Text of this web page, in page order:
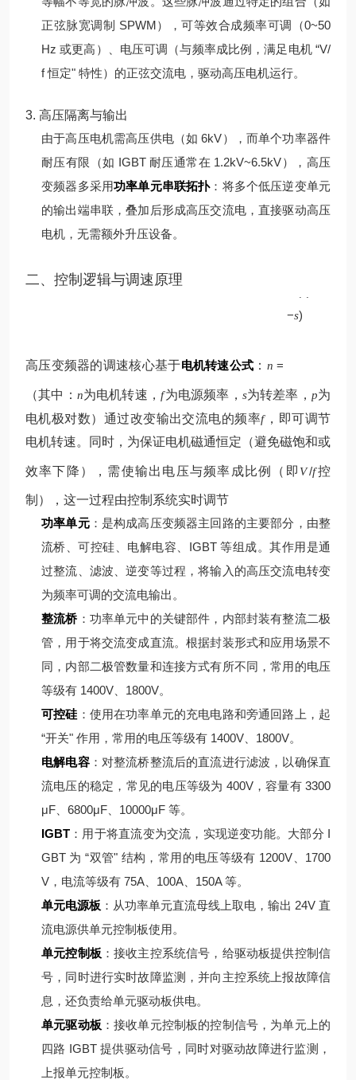
正弦脉宽调制 SPWM），可等效合成频率可调（0~50
Hz 或更高）、电压可调（与频率成比例，满足电机 “V/
f 恒定" 特性）的正弦交流电，驱动高压电机运行。
3. 高压隔离与输出
由于高压电机需高压供电（如 6kV），而单个功率器件
耐压有限（如 IGBT 耐压通常在 1.2kV~6.5kV），高压
变频器多采用功率单元串联拓扑：将多个低压逆变单元
的输出端串联，叠加后形成高压交流电，直接驱动高压
电机，无需额外升压设备。
二、控制逻辑与调速原理
高压变频器的调速核心基于电机转速公式 ： n =
−s)
（其中： n为电机转速， f为电源频率， s为转差率， p为
电机极对数） 通过改变输出交流电的频率f，即可调节
电机转速。同时，为保证电机磁通恒定（避免磁饱和或
效率下降），需使输出电压与频率成比例（即 V /f控
制），这一过程由控制系统实时调节
功率单元：是构成高压变频器主回路的主要部分，由整
流桥、可控硅、电解电容、IGBT 等组成。其作用是通
过整流、滤波、逆变等过程，将输入的高压交流电转变
为频率可调的交流电输出。
整流桥：功率单元中的关键部件，内部封装有整流二极
管，用于将交流变成直流。根据封装形式和应用场景不
同，内部二极管数量和连接方式有所不同，常用的电压
等级有 1400V、1800V。
可控硅 ：使用在功率单元的充电电路和旁通回路上，起
“开关" 作用，常用的电压等级有 1400V、1800V。
电解电容：对整流桥整流后的直流进行滤波，以确保直
流电压的稳定，常见的电压等级为 400V，容量有 3300
μF、6800μF、10000μF 等。
IGBT ：用于将直流变为交流，实现逆变功能。大部分 I
GBT 为 “双管" 结构，常用的电压等级有 1200V、1700
V，电流等级有 75A、100A、150A 等。
单元电源板 ：从功率单元直流母线上取电，输出 24V 直
流电源供单元控制板使用。
单元控制板 ：接收主控系统信号，给驱动板提供控制信
号，同时进行实时故障监测，并向主控系统上报故障信
息，还负责给单元驱动板供电。
单元驱动板 ：接收单元控制板的控制信号，为单元上的
四路 IGBT 提供驱动信号，同时对驱动故障进行监测，
上报单元控制板。